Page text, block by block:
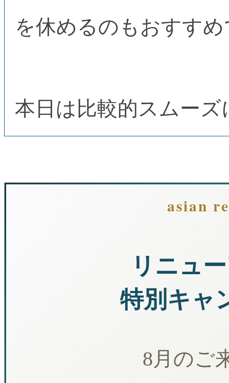
を休めるのもおすす
本日は比較的スムー
asian
リニュ
特別キャ
8月のご